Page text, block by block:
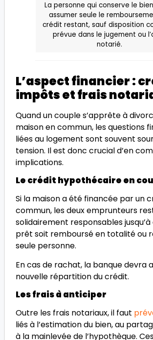
La personne qui conserve le
assumer seule le
crédit restant, sauf disposition
prévue dans le jugement ou
notarié.
L’aspect financier :
impôts et frais
Quand un couple s’apprête à
maison en commun, les questions
liées au logement sont souvent
tension. Il est donc crucial d’en
implications.
Le crédit hypothécaire en
Si la maison a été financée par un
commun, les deux emprunteurs
solidairement responsables
prêt soit remboursé en totalité ou
seule personne.
En cas de rachat, la banque devra
nouvelle répartition du crédit.
Les frais à anticiper
Outre les frais notariaux, il faut
liés à l’estimation du bien, au
à la mainlevée de l’hypothèque.